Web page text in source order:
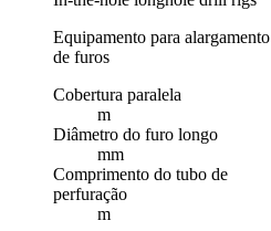
Equipamento para alargamento
de furos
Cobertura paralela
m
Diâmetro do furo longo
mm
Comprimento do tubo de
perfuração
m